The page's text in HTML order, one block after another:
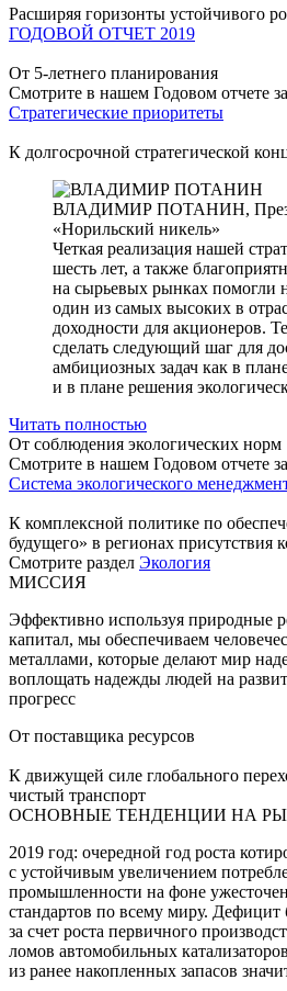
Расширяя горизонты устойчивого
ГОДОВОЙ ОТЧЕТ 2019
От 5-летнего планирования
Смотрите в нашем Годовом отчете
Стратегические приоритеты
К долгосрочной стратегической
ВЛАДИМИР ПОТАНИН,
«Норильский никель»
Четкая реализация нашей
шесть лет, а также
на сырьевых рынках помогли
один из самых высоких в
доходности для акционеров.
сделать следующий шаг для
амбициозных задач как в
и в плане решения
Читать полностью
От соблюдения экологических норм
Смотрите в нашем Годовом отчете
Система экологического
К комплексной политике по
будущего» в регионах присутствия
Смотрите раздел Экология
МИССИЯ
Эффективно используя природные
капитал, мы обеспечиваем
металлами, которые делают мир
воплощать надежды людей на
прогресс
От поставщика ресурсов
К движущей силе глобального
чистый транспорт
ОСНОВНЫЕ ТЕНДЕНЦИИ НА
2019 год: очередной год роста
с устойчивым увеличением
промышленности на фоне
стандартов по всему миру.
за счет роста первичного
ломов автомобильных
из ранее накопленных запасов